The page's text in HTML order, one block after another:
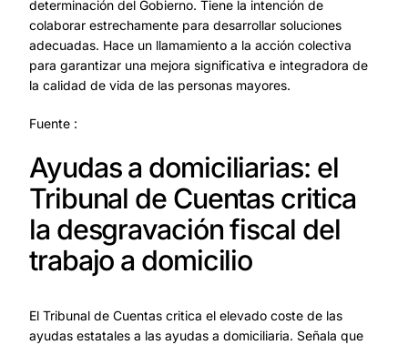
determinación del Gobierno. Tiene la intención de
colaborar estrechamente para desarrollar soluciones
adecuadas. Hace un llamamiento a la acción colectiva
para garantizar una mejora significativa e integradora de
la calidad de vida de las personas mayores.
Fuente :
Ayudas a domiciliarias: el
Tribunal de Cuentas critica
la desgravación fiscal del
trabajo a domicilio
El Tribunal de Cuentas critica el elevado coste de las
ayudas estatales a las ayudas a domiciliaria. Señala que